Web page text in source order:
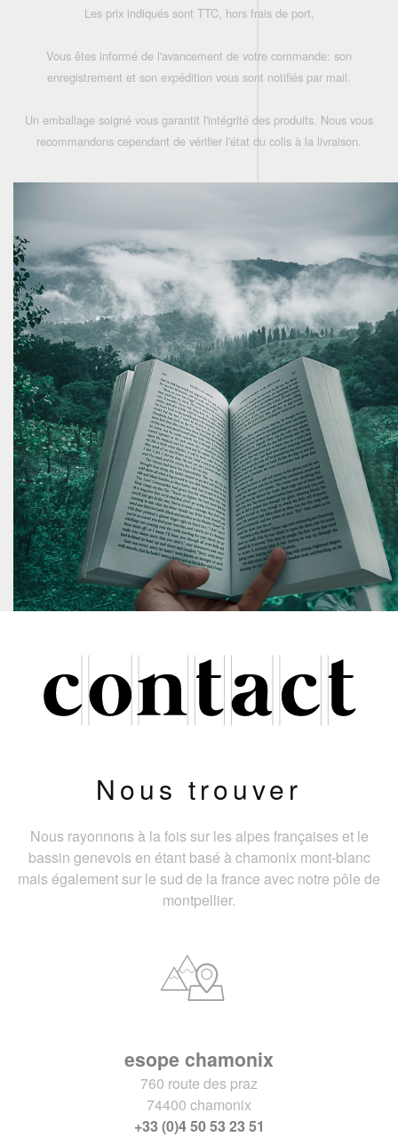
Les prix indiqués sont TTC, hors frais de port,
Vous êtes informé de l'avancement de votre commande: son
enregistrement et son expédition vous sont notifiés par mail.
Un emballage soigné vous garantit l'intégrité des produits. Nous vous
recommandons cependant de vérifier l'état du colis à la livraison.
Nous trouver
Nous rayonnons à la fois sur les alpes françaises et le
bassin genevois en étant basé à chamonix mont-blanc
mais également sur le sud de la france avec notre pôle de
montpellier.
esope chamonix
760 route des praz
74400 chamonix
+33 (0)4 50 53 23 51